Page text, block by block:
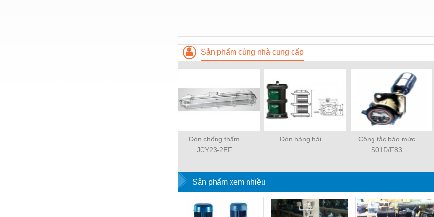
Sản phẩm cùng nhà cung cấp
Đèn chống thấm
JCY23-2EF
Đèn hàng hải
Công tắc báo mức
S01D/F83
Sản phẩm xem nhiều